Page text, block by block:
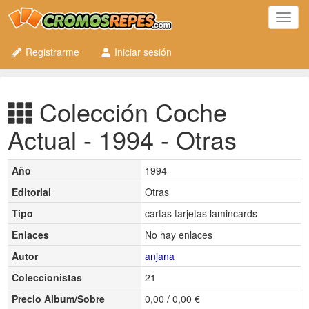
Registrarme
Iniciar sesión
Colección Coche
Actual - 1994 - Otras
Año
1994
Editorial
Otras
Tipo
cartas tarjetas lamincards
Enlaces
No hay enlaces
Autor
anjana
Coleccionistas
21
Precio Album/Sobre
0,00 / 0,00 €